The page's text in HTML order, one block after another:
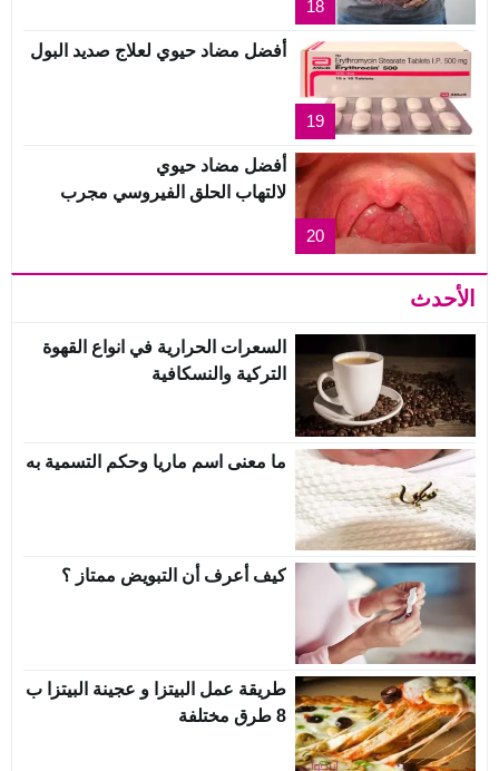
18
19
أفضل مضاد حيوي لعلاج صديد البول
20
أفضل مضاد حيوي
لالتهاب الحلق الفيروسي مجرب
الأحدث
السعرات الحرارية في انواع القهوة
التركية والنسكافية
ما معنى اسم ماريا وحكم التسمية به
كيف أعرف أن التبويض ممتاز ؟
طريقة عمل البيتزا و عجينة البيتزا ب
8 طرق مختلفة